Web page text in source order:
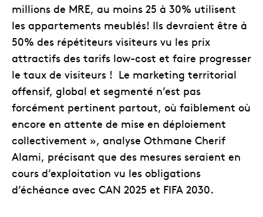
millions de MRE, au moins 25 à 30% utilisent
les appartements meublés! Ils devraient être à
50% des répétiteurs visiteurs vu les prix
attractifs des tarifs low-cost et faire progresser
le taux de visiteurs ! Le marketing territorial
offensif, global et segmenté n’est pas
forcément pertinent partout, où faiblement où
encore en attente de mise en déploiement
collectivement », analyse Othmane Cherif
Alami, précisant que des mesures seraient en
cours d’exploitation vu les obligations
d’échéance avec CAN 2025 et FIFA 2030.